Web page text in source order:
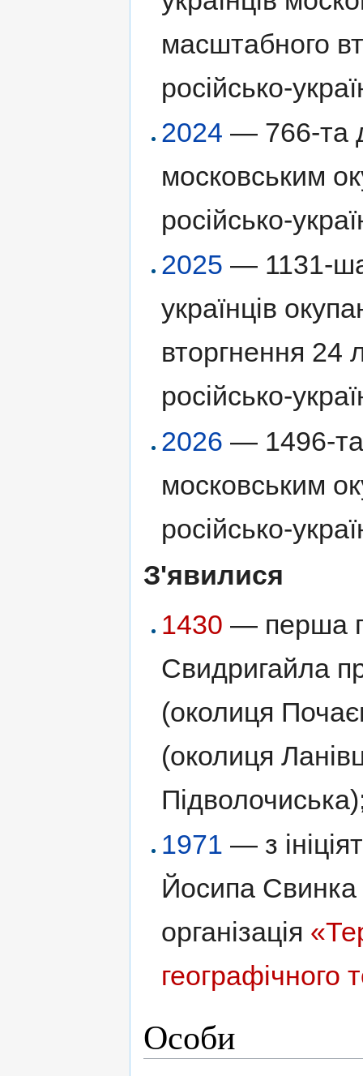
масштабного
російсько-
2024 — 766-та
московським
російсько-
2025 — 1131-ша
українців
вторгнення 24
російсько-
2026 — 1496-та
московським
російсько-
З'явилися
1430 — перша
Свидригайла
(околиця
(околиця
1971 — з
Йосипа Свинка
організація
географічного
Особи